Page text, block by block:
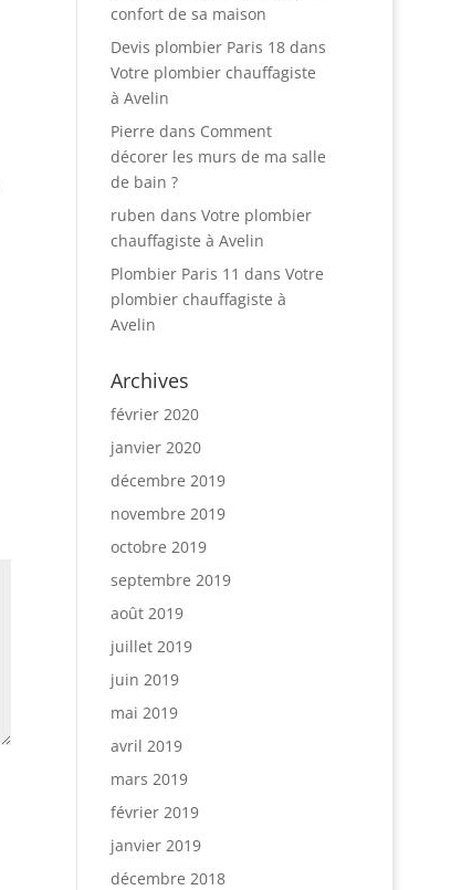
confort de sa maison
Devis plombier Paris 18dans
Votre plombier chauffagiste
à Avelin
Pierre dans Comment
décorer les murs de ma salle
de bain ?
ruben dans Votre plombier
chauffagiste à Avelin
Plombier Paris 11 dans Votre
plombier chauffagiste à
Avelin
Archives
février 2020
janvier 2020
décembre 2019
novembre 2019
octobre 2019
septembre 2019
août 2019
juillet 2019
juin 2019
mai 2019
avril 2019
mars 2019
février 2019
janvier 2019
décembre 2018